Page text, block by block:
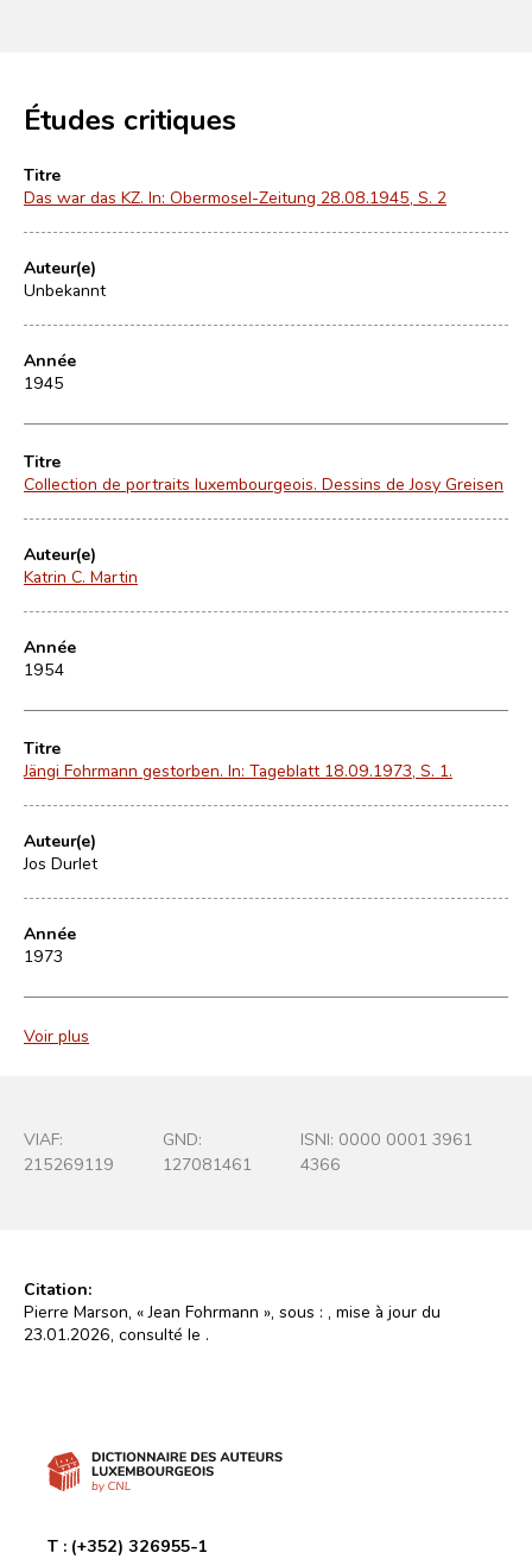
Études critiques
Titre
Das war das KZ. In: Obermosel-Zeitung 28.08.1945, S. 2
Auteur(e)
Unbekannt
Année
1945
Titre
Collection de portraits luxembourgeois. Dessins de Josy Greisen
Auteur(e)
Katrin C. Martin
Année
1954
Titre
Jängi Fohrmann gestorben. In: Tageblatt 18.09.1973, S. 1.
Auteur(e)
Jos Durlet
Année
1973
Voir plus
VIAF:
215269119
GND:
127081461
ISNI: 0000 0001 3961
4366
Citation:
Pierre Marson, « Jean Fohrmann », sous : , mise à jour du
23.01.2026, consulté le .
T : (+352) 326955-1